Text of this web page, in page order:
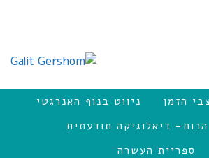
הזמן
ניווט בנוף האנרגטי
דיאלוגיקה תודעתית
ספריית העשרה